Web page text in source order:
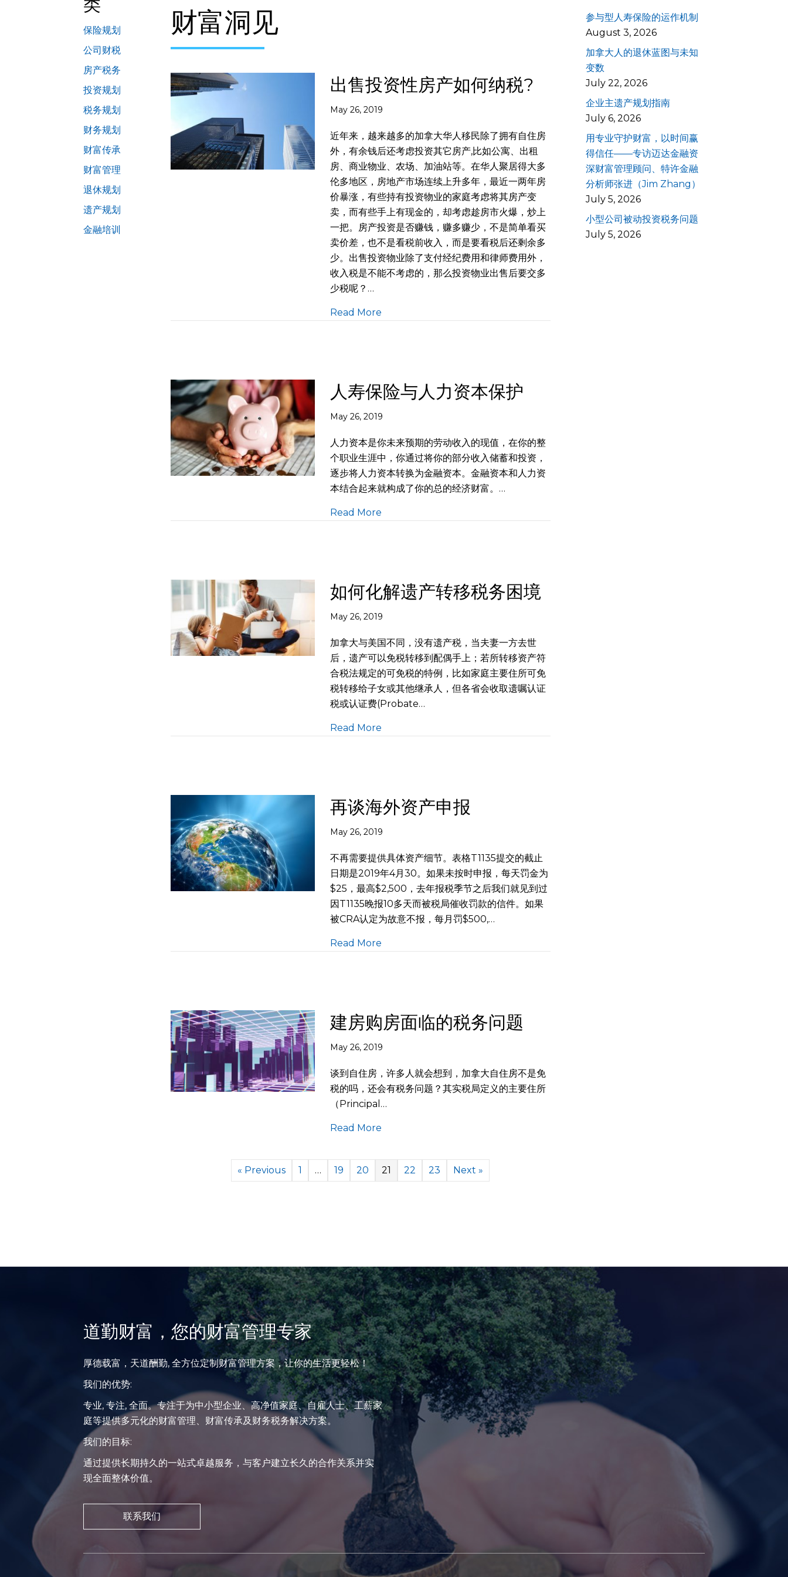
类
保险规划
公司财税
房产税务
投资规划
税务规划
财务规划
财富传承
财富管理
退休规划
遗产规划
金融培训
财富洞见
出售投资性房产如何纳税?
May 26, 2019
近年来，越来越多的加拿大华人移民除了拥有自住房
外，有余钱后还考虑投资其它房产,比如公寓、出租
房、商业物业、农场、加油站等。在华人聚居得大多
伦多地区，房地产市场连续上升多年，最近一两年房
价暴涨，有些持有投资物业的家庭考虑将其房产变
卖，而有些手上有现金的，却考虑趁房市火爆，炒上
一把。房产投资是否赚钱，赚多赚少，不是简单看买
卖价差，也不是看税前收入，而是要看税后还剩余多
少。出售投资物业除了支付经纪费用和律师费用外，
收入税是不能不考虑的，那么投资物业出售后要交多
少税呢？…
Read More
人寿保险与人力资本保护
May 26, 2019
人力资本是你未来预期的劳动收入的现值，在你的整
个职业生涯中，你通过将你的部分收入储蓄和投资，
逐步将人力资本转换为金融资本。金融资本和人力资
本结合起来就构成了你的总的经济财富。…
Read More
如何化解遗产转移税务困境
May 26, 2019
加拿大与美国不同，没有遗产税，当夫妻一方去世
后，遗产可以免税转移到配偶手上；若所转移资产符
合税法规定的可免税的特例，比如家庭主要住所可免
税转移给子女或其他继承人，但各省会收取遗嘱认证
税或认证费(Probate…
Read More
再谈海外资产申报
May 26, 2019
不再需要提供具体资产细节。表格T1135提交的截止
日期是2019年4月30。如果未按时申报，每天罚金为
$25，最高$2,500，去年报税季节之后我们就见到过
因T1135晚报10多天而被税局催收罚款的信件。如果
被CRA认定为故意不报，每月罚$500,…
Read More
建房购房面临的税务问题
May 26, 2019
谈到自住房，许多人就会想到，加拿大自住房不是免
税的吗，还会有税务问题？其实税局定义的主要住所
（Principal…
Read More
« Previous 1 … 19 20 21 22 23 Next »
参与型人寿保险的运作机制
August 3, 2026
加拿大人的退休蓝图与未知
变数
July 22, 2026
企业主遗产规划指南
July 6, 2026
用专业守护财富，以时间赢
得信任——专访迈达金融资
深财富管理顾问、特许金融
分析师张进（Jim Zhang）
July 5, 2026
小型公司被动投资税务问题
July 5, 2026
道勤财富，您的财富管理专家
厚德载富，天道酬勤, 全方位定制财富管理方案，让你的生活更轻松！
我们的优势:
专业, 专注, 全面。专注于为中小型企业、高净值家庭、自雇人士、工薪家
庭等提供多元化的财富管理、财富传承及财务税务解决方案。
我们的目标:
通过提供长期持久的一站式卓越服务，与客户建立长久的合作关系并实
现全面整体价值。
联系我们